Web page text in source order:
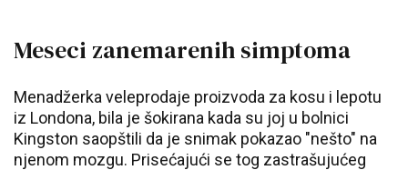
Meseci zanemarenih simptoma
Menadžerka veleprodaje proizvoda za kosu i lepotu
iz Londona, bila je šokirana kada su joj u bolnici
Kingston saopštili da je snimak pokazao "nešto" na
njenom mozgu. Prisećajući se tog zastrašujućeg